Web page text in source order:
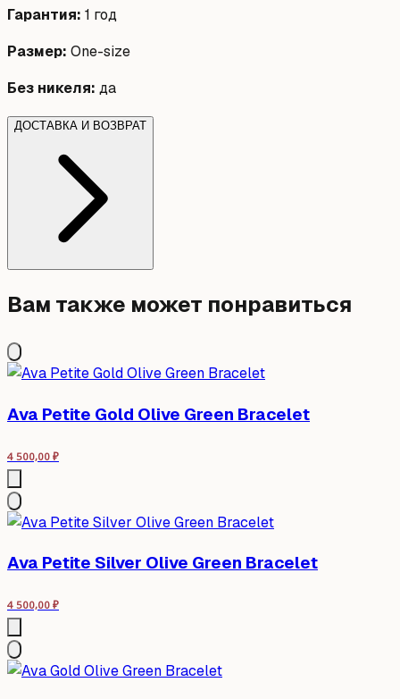
Гарантия: 1 год
Размер: One-size
Без никеля: да
ДОСТАВКА И ВОЗВРАТ
Вам также может понравиться
Ava Petite Gold Olive Green Bracelet
4 500,00 ₽
Ava Petite Silver Olive Green Bracelet
4 500,00 ₽